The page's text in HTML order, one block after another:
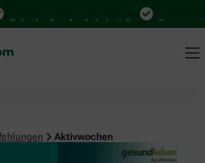
bei Ihrer Apotheke bestellen Bequem
Aktivwochen